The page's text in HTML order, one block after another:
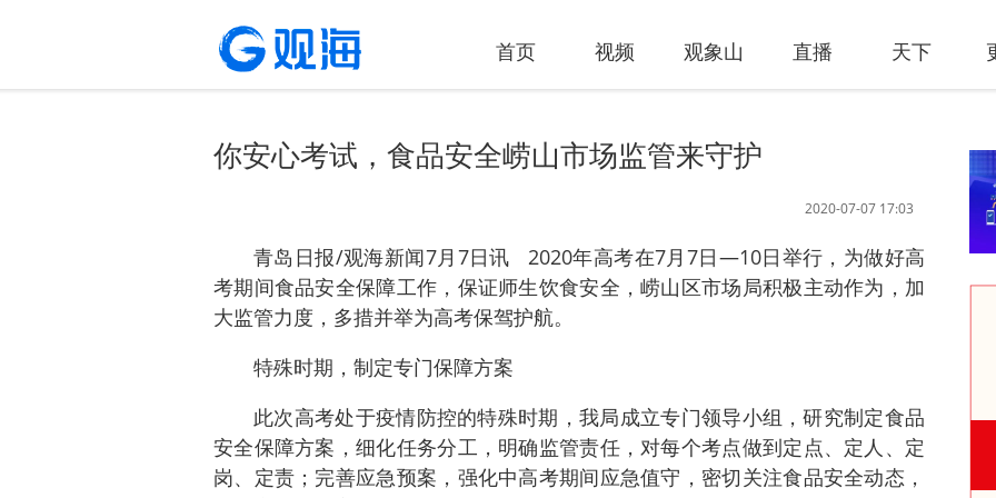
首页 视频 观象山 直播 天下
你安心考试，食品安全崂山市场监管来守护
2020-07-07 17:03
青岛日报/观海新闻7月7日讯 2020年高考在7月7日—10日举行，为做好高
考期间食品安全保障工作，保证师生饮食安全，崂山区市场局积极主动作为，加
大监管力度，多措并举为高考保驾护航。
特殊时期，制定专门保障方案
此次高考处于疫情防控的特殊时期，我局成立专门领导小组，研究制定食品
安全保障方案，细化任务分工，明确监管责任，对每个考点做到定点、定人、定
岗、定责；完善应急预案，强化中高考期间应急值守，密切关注食品安全动态，